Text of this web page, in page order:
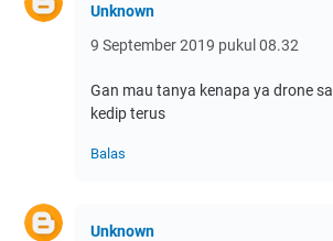
Unknown
9 September 2019 pukul 08.32
Gan mau tanya kenapa ya drone
kedip terus
Balas
Unknown